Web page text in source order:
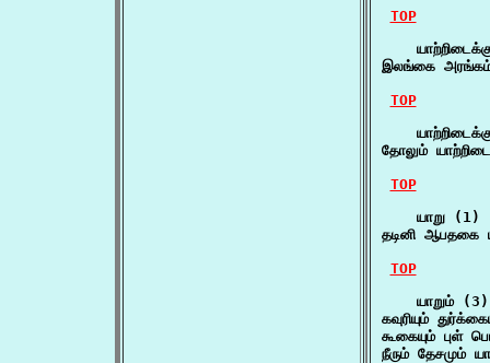
TOP
இலங்கை அரங்கம்
TOP
தோலும்
TOP
    யாறு (1)
தடினி ஆபதகை
TOP
    யாறும் (3)
கவுரியும்
கூகையும் புள்
நீரும் தேசமும்